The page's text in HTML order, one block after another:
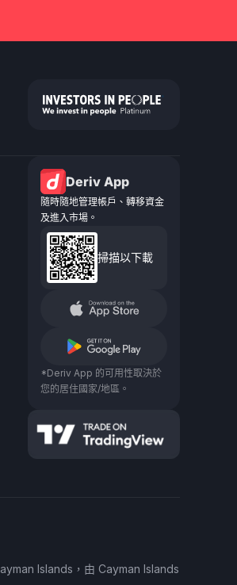
Deriv App
隨時隨地管理帳戶、轉移資金
及進入市場。
掃描以下載
*Deriv App 的可用性取決於
您的居住國家/地區。
Islands，由 Cayman Islands